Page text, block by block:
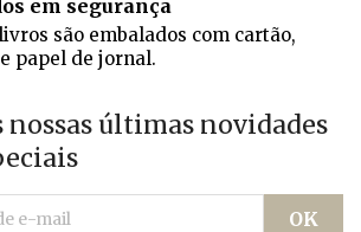
em segurança
são embalados com cartão,
papel de jornal.
nossas últimas novidades